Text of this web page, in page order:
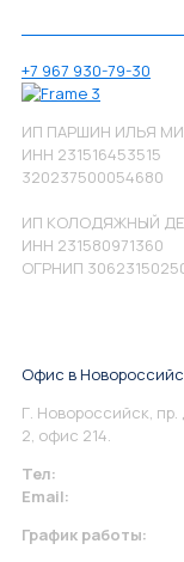
+7 967 930-79-30
ИП ПАРШИН ИЛЬЯ
ИНН 231516453515
320237500054680
ИП КОЛОДЯЖНЫЙ
ИНН 231580971360
ОГРНИП
Офис в
Г. Новороссийск,
2, офис 214.
Тел:
Email:
График работы: